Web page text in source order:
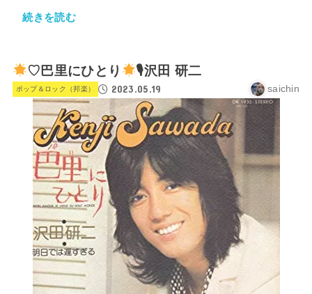
続きを読む
♡巴里にひとり 🎙沢田 研二
ポップ＆ロック（邦楽） 2023.05.19 saichin